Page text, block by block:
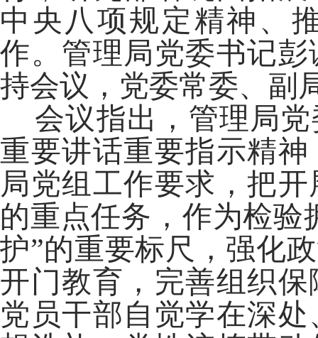
中央八项规定精神、
作。管理局党委书记
持会议，党委常委、副
会议指出，管理局党
重要讲话重要指示精
局党组工作要求，把
的重点任务，作为检验
护”的重要标尺，强化
开门教育，完善组织
党员干部自觉学在深